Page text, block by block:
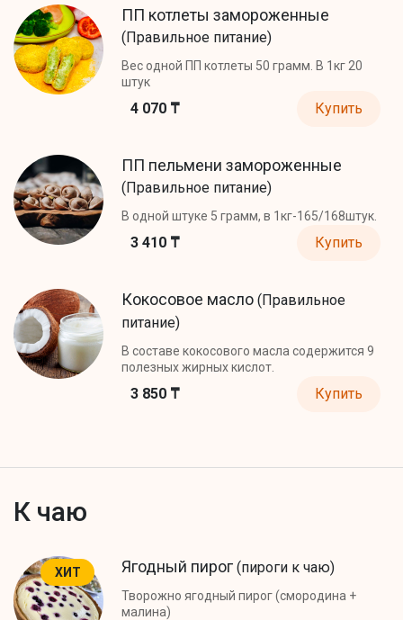
ПП котлеты замороженные
(Правильное питание)
Вес одной ПП котлеты 50 грамм. В 1кг 20
штук
4 070 ₸ Купить
ПП пельмени замороженные
(Правильное питание)
В одной штуке 5 грамм, в 1кг-165/168штук.
3 410 ₸ Купить
Кокосовое масло (Правильное
питание)
В составе кокосового масла содержится 9
полезных жирных кислот.
3 850 ₸ Купить
К чаю
ХИТ Ягодный пирог (пироги к чаю)
Творожно ягодный пирог (смородина +
малина)